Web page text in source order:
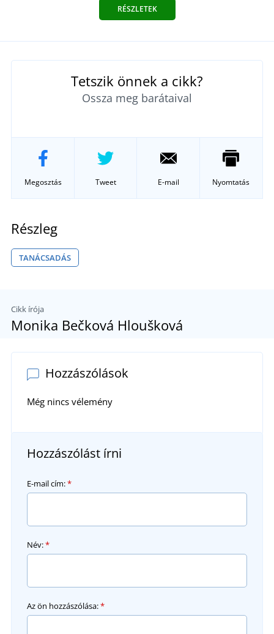
RÉSZLETEK
Tetszik önnek a cikk?
Ossza meg barátaival
Megosztás Tweet E-mail Nyomtatás
Részleg
TANÁCSADÁS
Cikk írója
Monika Bečková Hloušková
Hozzászólások
Még nincs vélemény
Hozzászólást írni
E-mail cím:*
Név:*
Az ön hozzászólása:*